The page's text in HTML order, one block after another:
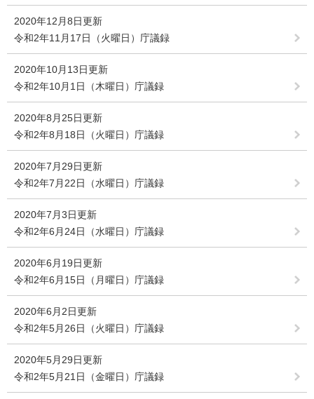
2020年12月8日更新
令和2年11月17日（火曜日）庁議録
2020年10月13日更新
令和2年10月1日（木曜日）庁議録
2020年8月25日更新
令和2年8月18日（火曜日）庁議録
2020年7月29日更新
令和2年7月22日（水曜日）庁議録
2020年7月3日更新
令和2年6月24日（水曜日）庁議録
2020年6月19日更新
令和2年6月15日（月曜日）庁議録
2020年6月2日更新
令和2年5月26日（火曜日）庁議録
2020年5月29日更新
令和2年5月21日（金曜日）庁議録